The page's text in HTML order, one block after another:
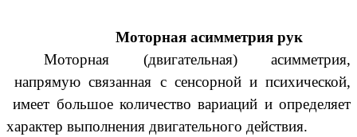
Моторная асимметрия рук
Моторная (двигательная) асимметрия,
напрямую связанная с сенсорной и психической,
имеет большое количество вариаций и определяет
характер выполнения двигательного действия.